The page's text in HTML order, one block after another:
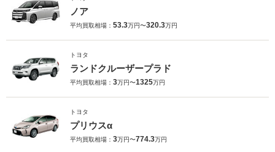
ノア
平均買取相場： 53.3万円〜320.3万円
トヨタ
ランドクルーザープラド
平均買取相場： 3万円〜1325万円
トヨタ
プリウスα
平均買取相場： 3万円〜774.3万円